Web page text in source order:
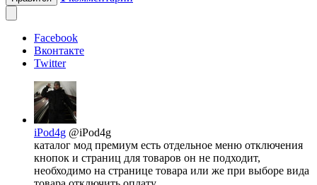
Facebook
Вконтакте
Twitter
iPod4g @iPod4g
каталог мод премиум есть отдельное меню отключения
кнопок и страниц для товаров он не подходит,
необходимо на странице товара или же при выборе вида